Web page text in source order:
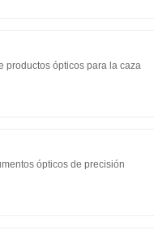
productos ópticos para la caza
ópticos de precisión